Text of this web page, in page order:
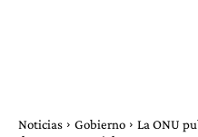
Noticias Gobierno
La ONU